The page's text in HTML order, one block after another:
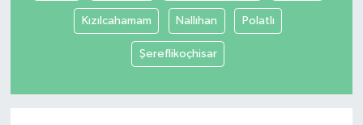
Kızılcahamam Nallıhan Polatlı
Şereflikoçhisar